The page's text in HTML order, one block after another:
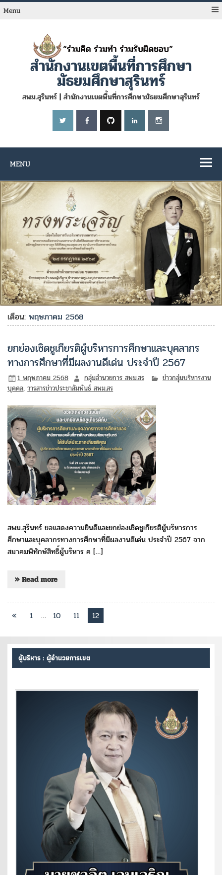
Skip
toMenu
สำนักงานเขตพื้นที่การศึกษา
มัธยมศึกษาสุรินทร์
สพม.สุรินทร์ | สำนักงานเขตพื้นที่การศึกษามัธยมศึกษาสุรินทร์
MENU
เดือน:พฤษภาคม 2568
ยกย่องเชิดชูเกียรติผู้บริหารการศึกษาและบุคลากร
ทางการศึกษาที่มีผลงานดีเด่น ประจำปี 2567
1 พฤษภาคม 2568 กลุ่มอำนวยการ สพม.สร
ข่าวกลุ่มบริหารงาน
บุคคล,วารสารข่าวประชาสัมพันธ์ สพม.สร
สพม.สุรินทร์ ขอแสดงความยินดีและยกย่องเชิดชูเกียรติผู้บริหารการ
ศึกษาและบุคลากรทางการศึกษาที่มีผลงานดีเด่น ประจำปี 2567 จาก
สมาคมพิทักษ์สิทธิ์ผู้บริหาร ค […]
» Read more
« 1 … 10 11 12
ผู้บริหาร : ผู้อำนวยการเขต